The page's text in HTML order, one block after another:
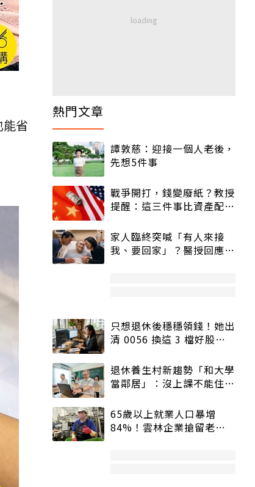
省
熱門文章
譚敦慈：迎接一個人老後，
先想5件事
戰爭開打，錢變廢紙？教授
提醒：這三件事比資產配置
家人臨終突喊「有人來接
我、要回家」？醫授回應方
只想退休後穩穩領錢！她出
清 0056 換這 3 檔好股：
退休養生村新趨勢「和大學
當鄰居」：沒上課不能住、
65歲以上就業人口暴增
84%！雲林企業搶留老員